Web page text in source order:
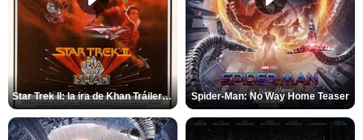
Star Trek II: la ira de Khan Tráiler VO Spider-Man: No Way Home Teaser